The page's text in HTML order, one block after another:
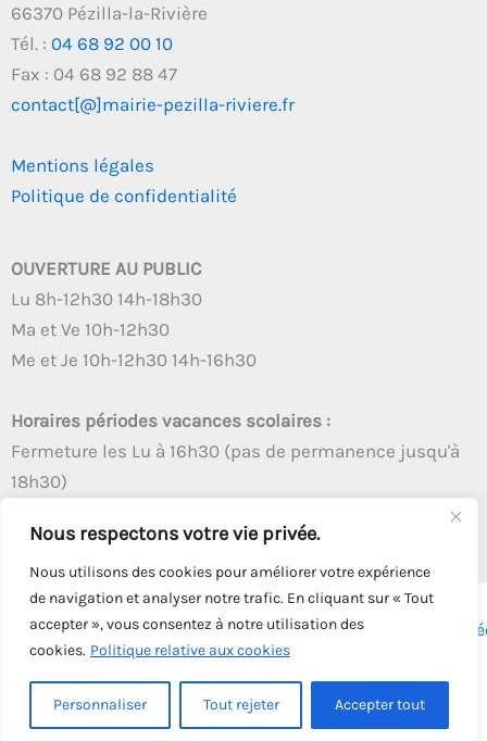
Nous respectons votre vie privée.
Nous utilisons des cookies pour améliorer votre expérience
de navigation et analyser notre trafic. En cliquant sur « Tout
accepter », vous consentez à notre utilisation des
cookies. Politique relative aux cookies
Personnaliser Tout rejeter Accepter tout
66370 Pézilla-la-Rivière
Tél. : 04 68 92 00 10
Fax : 04 68 92 88 47
contact[@]mairie-pezilla-riviere.fr
Mentions légales
Politique de confidentialité
OUVERTURE AU PUBLIC
Lu 8h-12h30 14h-18h30
Ma et Ve 10h-12h30
Me et Je 10h-12h30 14h-16h30
Horaires périodes vacances scolaires :
Fermeture les Lu à 16h30 (pas de permanence jusqu'à
18h30)
Copyright © 2026 - Tous droits réservés - | Webmaster
Solution